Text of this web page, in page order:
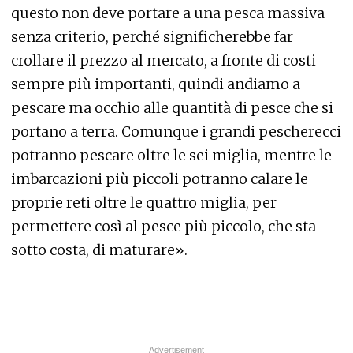
questo non deve portare a una pesca massiva
senza criterio, perché significherebbe far
crollare il prezzo al mercato, a fronte di costi
sempre più importanti, quindi andiamo a
pescare ma occhio alle quantità di pesce che si
portano a terra. Comunque i grandi pescherecci
potranno pescare oltre le sei miglia, mentre le
imbarcazioni più piccoli potranno calare le
proprie reti oltre le quattro miglia, per
permettere così al pesce più piccolo, che sta
sotto costa, di maturare».